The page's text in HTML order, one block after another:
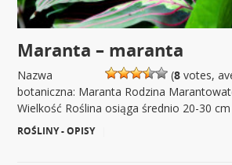
Maranta – maranta
(8votes,
Nazwa
botaniczna: Maranta Rodzina
Wielkość Roślina osiąga średnio 20-30
ROŚLINY - OPISY